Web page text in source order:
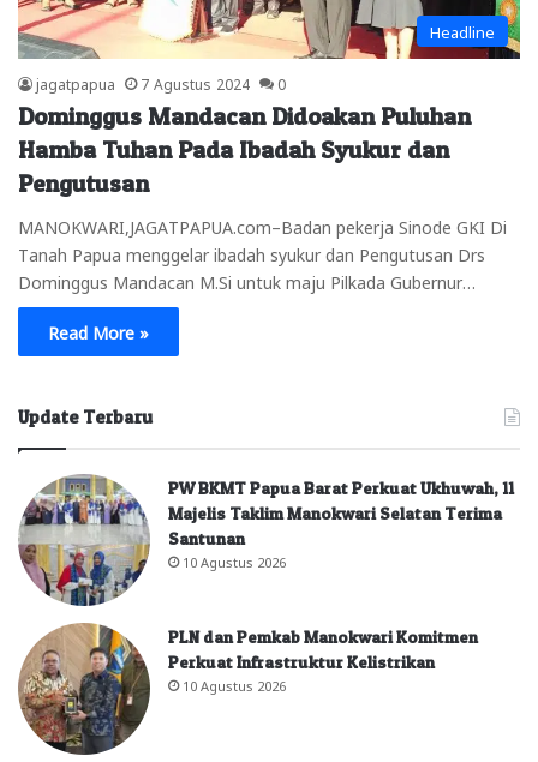
Headline
jagatpapua 7 Agustus 2024 0
Dominggus Mandacan Didoakan Puluhan
Hamba Tuhan Pada Ibadah Syukur dan
Pengutusan
MANOKWARI,JAGATPAPUA.com–Badan pekerja Sinode GKI Di
Tanah Papua menggelar ibadah syukur dan Pengutusan Drs
Dominggus Mandacan M.Si untuk maju Pilkada Gubernur…
Read More »
Update Terbaru
PW BKMT Papua Barat Perkuat Ukhuwah, 11
Majelis Taklim Manokwari Selatan Terima
Santunan
10 Agustus 2026
PLN dan Pemkab Manokwari Komitmen
Perkuat Infrastruktur Kelistrikan
10 Agustus 2026